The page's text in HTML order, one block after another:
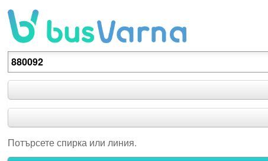
Потърсете спирка или линия.
Потърсете спирка или линия.